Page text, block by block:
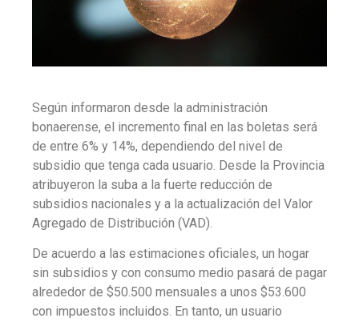
Según informaron desde la administración
bonaerense, el incremento final en las boletas será
de entre 6% y 14%, dependiendo del nivel de
subsidio que tenga cada usuario. Desde la Provincia
atribuyeron la suba a la fuerte reducción de
subsidios nacionales y a la actualización del Valor
Agregado de Distribución (VAD).
De acuerdo a las estimaciones oficiales, un hogar
sin subsidios y con consumo medio pasará de pagar
alrededor de $50.500 mensuales a unos $53.600
con impuestos incluidos. En tanto, un usuario